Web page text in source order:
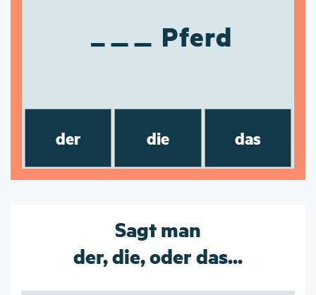
Pferd
der die das
Sagt man
der, die, oder das...